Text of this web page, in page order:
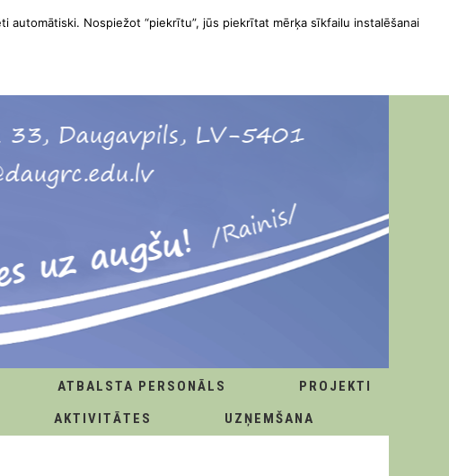
ATBALSTA PERSONĀLS
PROJEKTI
AKTIVITĀTES UZŅEMŠANA
Nospiežot “piekrītu”, jūs piekrītat mērķa sīkfailu instalēšanai